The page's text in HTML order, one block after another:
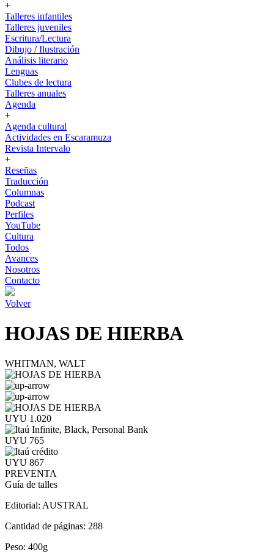
+
Talleres infantiles
Talleres juveniles
Escritura/Lectura
Dibujo / Ilustración
Análisis literario
Lenguas
Clubes de lectura
Talleres anuales
Agenda
+
Agenda cultural
Actividades en Escaramuza
Revista Intervalo
+
Reseñas
Traducción
Columnas
Podcast
Perfiles
YouTube
Cultura
Todos
Avances
Nosotros
Contacto
Volver
HOJAS DE HIERBA
WHITMAN, WALT
UYU 1.020
UYU 765
UYU 867
PREVENTA
Guía de talles
Editorial: AUSTRAL
Cantidad de páginas: 288
Peso: 400g